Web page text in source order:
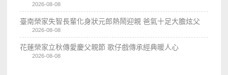
2026-08-08
臺南榮家失智長輩化身狀元郎熱鬧迎親 爸氣十足大膽炫父
2026-08-08
花蓮榮家立秋傳愛慶父親節 歌仔戲傳承經典暖人心
2026-08-08